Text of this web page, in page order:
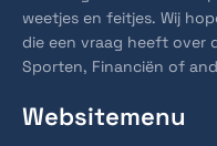
weetjes en feitjes. Wij
die een vraag heeft over
Sporten, Financiën of
Websitemenu